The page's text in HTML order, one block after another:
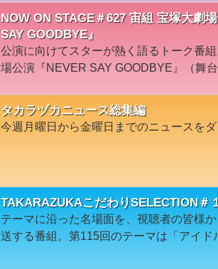
NOW ON STAGE＃627 宙組 宝塚大劇
SAY GOODBYE』
公演に向けてスターが熱く語るトーク番
場公演『NEVER SAY GOODBYE』（舞台
タカラヅカニュース総集編
今週月曜日から金曜日までのニュースをダ
TAKARAZUKAこだわりSELECTION＃
テーマに沿った名場面を、視聴者の皆様
送する番組。第115回のテーマは「アイド